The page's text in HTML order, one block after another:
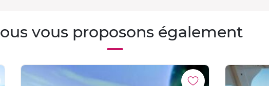
vous proposons également